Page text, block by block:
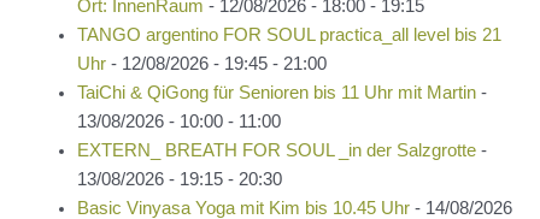
Ort: InnenRaum - 12/08/2026 - 18:00 - 19:15
TANGO argentino FOR SOUL practica_all level bis 21
Uhr- 12/08/2026 - 19:45 - 21:00
TaiChi & QiGong für Senioren bis 11 Uhr mit Martin-
13/08/2026 - 10:00 - 11:00
EXTERN_ BREATH FOR SOUL _in der Salzgrotte-
13/08/2026 - 19:15 - 20:30
Basic Vinyasa Yoga mit Kim bis 10.45 Uhr- 14/08/2026